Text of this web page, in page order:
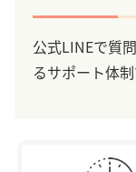
公式LINEで質
るサポート体制